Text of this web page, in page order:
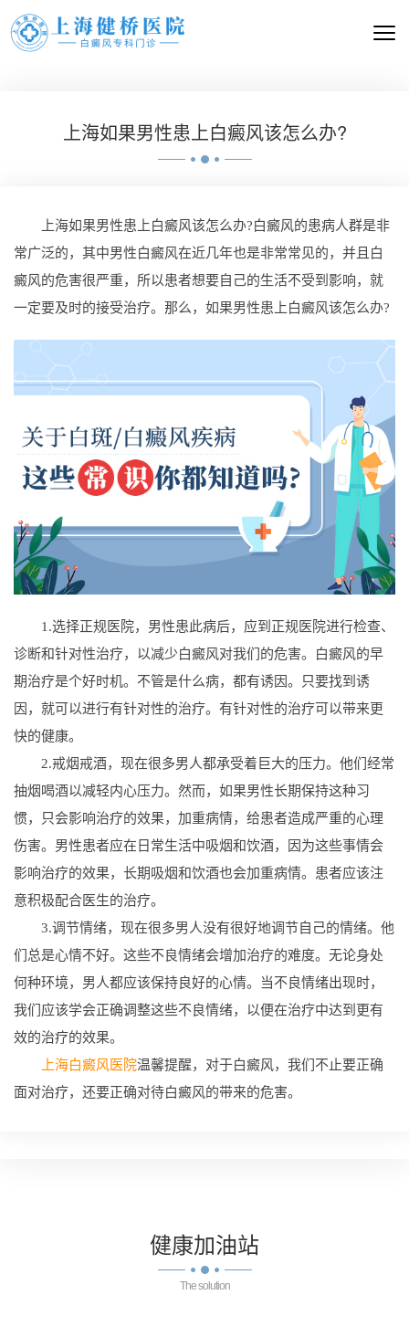
上海如果男性患上白癜风该怎么办?
上海如果男性患上白癜风该怎么办?白癜风的患病人群是非
常广泛的，其中男性白癜风在近几年也是非常常见的，并且白
癜风的危害很严重，所以患者想要自己的生活不受到影响，就
一定要及时的接受治疗。那么，如果男性患上白癜风该怎么办?
1.选择正规医院，男性患此病后，应到正规医院进行检查、
诊断和针对性治疗，以减少白癜风对我们的危害。白癜风的早
期治疗是个好时机。不管是什么病，都有诱因。只要找到诱
因，就可以进行有针对性的治疗。有针对性的治疗可以带来更
快的健康。
2.戒烟戒酒，现在很多男人都承受着巨大的压力。他们经常
抽烟喝酒以减轻内心压力。然而，如果男性长期保持这种习
惯，只会影响治疗的效果，加重病情，给患者造成严重的心理
伤害。男性患者应在日常生活中吸烟和饮酒，因为这些事情会
影响治疗的效果，长期吸烟和饮酒也会加重病情。患者应该注
意积极配合医生的治疗。
3.调节情绪，现在很多男人没有很好地调节自己的情绪。他
们总是心情不好。这些不良情绪会增加治疗的难度。无论身处
何种环境，男人都应该保持良好的心情。当不良情绪出现时，
我们应该学会正确调整这些不良情绪，以便在治疗中达到更有
效的治疗的效果。
上海白癜风医院温馨提醒，对于白癜风，我们不止要正确
面对治疗，还要正确对待白癜风的带来的危害。
健康加油站
The solution